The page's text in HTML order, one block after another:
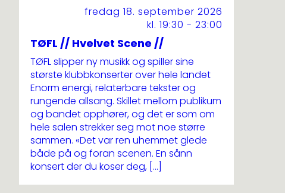
fredag 18. september 2026
kl. 19:30 - 23:00
TØFL // Hvelvet Scene //
TØFL slipper ny musikk og spiller sine
største klubbkonserter over hele landet
Enorm energi, relaterbare tekster og
rungende allsang. Skillet mellom publikum
og bandet opphører, og det er som om
hele salen strekker seg mot noe større
sammen. «Det var ren uhemmet glede
både på og foran scenen. En sånn
konsert der du koser deg, […]